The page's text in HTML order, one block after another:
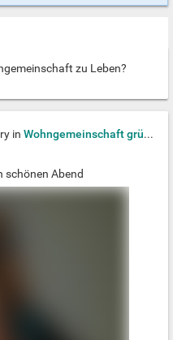
zu Leben?
in Wohngemeinschaft grüden
schönen Abend